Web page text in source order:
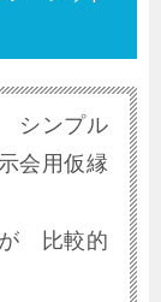
シンプル
会用仮縁
が 比較的